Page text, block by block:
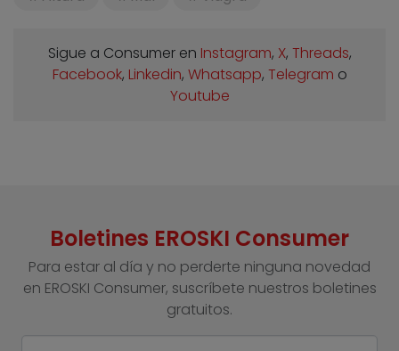
Sigue a Consumer en Instagram, X, Threads,
Facebook, Linkedin, Whatsapp, Telegram o
Youtube
Boletines EROSKI Consumer
Para estar al día y no perderte ninguna novedad
en EROSKI Consumer, suscríbete nuestros boletines
gratuitos.